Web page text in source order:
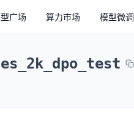
广场 算力市场 模型微调